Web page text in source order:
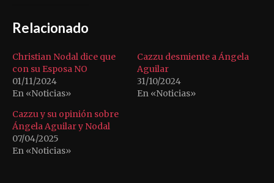
Relacionado
Christian Nodal dice que
con su Esposa NO
01/11/2024
En «Noticias»
Cazzu desmiente a Ángela
Aguilar
31/10/2024
En «Noticias»
Cazzu y su opinión sobre
Ángela Aguilar y Nodal
07/04/2025
En «Noticias»